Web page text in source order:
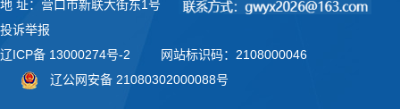
地 址：营口市新联大街东1号
投诉举报
辽ICP备 13000274号-2
网站标识码：2108000046
辽公网安备 21080302000088号